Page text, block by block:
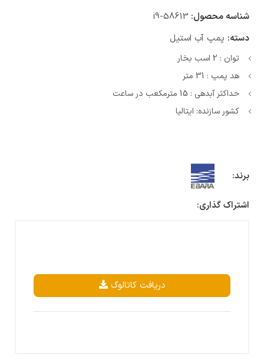
شناسه محصول: i9-58613
دسته: پمپ آب استیل
توان : 2 اسب بخار
هد پمپ : 31 متر
حداکثر آبدهی : 15 مترمکعب در ساعت
کشور سازنده: ایتالیا
برند:
اشتراک گذاری:
دریافت کاتالوگ